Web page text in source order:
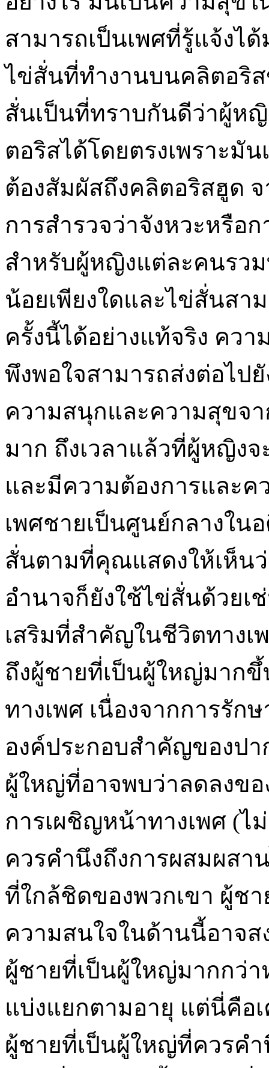
สามารถเป็นเพศที่รู้แจ้งไ
ไข่สั่นที่ทำงานบนคลิตอริ
สั่นเป็นที่ทราบกันดีว่าผู้ห
ตอริสได้โดยตรงเพราะมั
ต้องสัมผัสถึงคลิตอริสฮูด
การสำรวจว่าจังหวะหรือ
สำหรับผู้หญิงแต่ละคนรว
น้อยเพียงใดและไข่สั่นสา
ครั้งนี้ได้อย่างแท้จริง คว
พึงพอใจสามารถส่งต่อไ
ความสนุกและความสุขจ
มาก ถึงเวลาแล้วที่ผู้หญิง
และมีความต้องการและค
เพศชายเป็นศูนย์กลางใ
สั่นตามที่คุณแสดงให้เห็น
อำนาจก็ยังใช้ไข่สั่นด้วย
เสริมที่สำคัญในชีวิตทาง
ถึงผู้ชายที่เป็นผู้ใหญ่มากขึ้
ทางเพศ เนื่องจากการรัก
องค์ประกอบสำคัญของป
ผู้ใหญ่ที่อาจพบว่าลดลงข
การเผชิญหน้าทางเพศ (ไ
ควรคำนึงถึงการผสมผสา
ที่ใกล้ชิดของพวกเขา ผู้ช
ความสนใจในด้านนี้อาจส
ผู้ชายที่เป็นผู้ใหญ่มากกว่
แบ่งแยกตามอายุ แต่นี่คือ
ผู้ชายที่เป็นผู้ใหญ่ที่ควรค